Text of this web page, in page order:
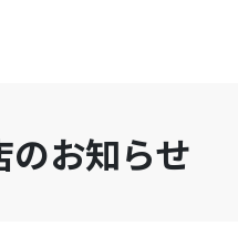
のお知らせ